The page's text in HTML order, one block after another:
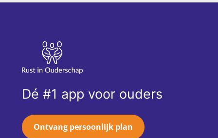
Dé #1 app voor ouders
Ontvang persoonlijk plan